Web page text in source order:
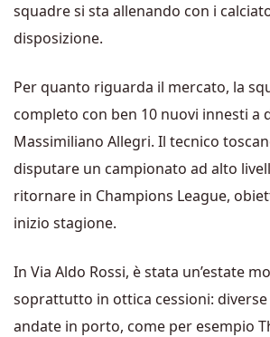
squadre si sta allenando con i
disposizione.
Per quanto riguarda il mercato, la
completo con ben 10 nuovi innesti a
Massimiliano Allegri. Il tecnico
disputare un campionato ad alto
ritornare in Champions League,
inizio stagione.
In Via Aldo Rossi, è stata un’estate
soprattutto in ottica cessioni:
andate in porto, come per esempio